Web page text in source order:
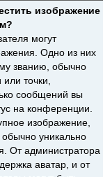
изображение
могут
Одно из них
званию, обычно
точки,
сообщений вы
на конференции.
изображение,
обычно уникально
От администратора
аватар, и от